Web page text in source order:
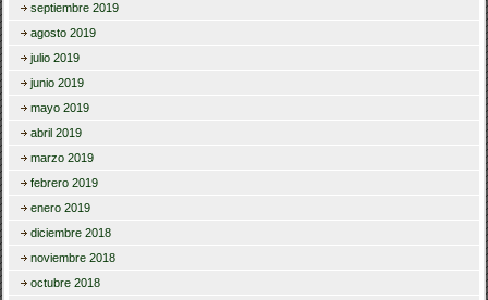
septiembre 2019
agosto 2019
julio 2019
junio 2019
mayo 2019
abril 2019
marzo 2019
febrero 2019
enero 2019
diciembre 2018
noviembre 2018
octubre 2018